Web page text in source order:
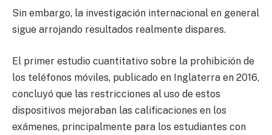
Sin embargo, la investigación internacional en general
sigue arrojando resultados realmente dispares.
El primer estudio cuantitativo sobre la prohibición de
los teléfonos móviles, publicado en Inglaterra en 2016,
concluyó que las restricciones al uso de estos
dispositivos mejoraban las calificaciones en los
exámenes, principalmente para los estudiantes con